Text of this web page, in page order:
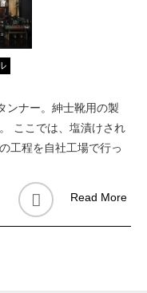
ンナー。紳士靴用の製
ここでは、塩漬けされ
工程を自社工場で行っ
Read More